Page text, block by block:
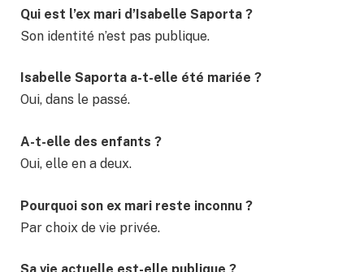
Qui est l’ex mari d’Isabelle Saporta ?
Son identité n’est pas publique.
Isabelle Saporta a-t-elle été mariée ?
Oui, dans le passé.
A-t-elle des enfants ?
Oui, elle en a deux.
Pourquoi son ex mari reste inconnu ?
Par choix de vie privée.